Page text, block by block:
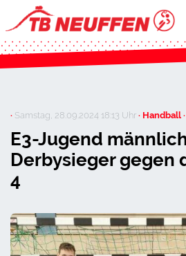
· Samstag, 28.09.2024 18:13 Uhr· Handball ·
E3-Jugend
Derbysieger gegen
4